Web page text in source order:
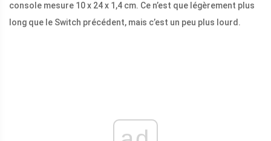
console mesure 10 x 24 x 1,4 cm. Ce n’est que légèrement plus
long que le Switch précédent, mais c’est un peu plus lourd.